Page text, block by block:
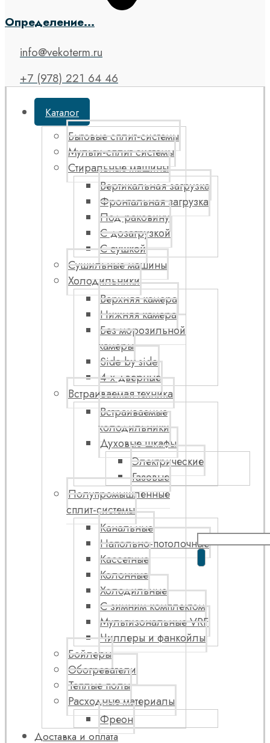
Определение...
info@vekoterm.ru
+7 (978) 221 64 46
Каталог
Бытовые сплит-системы
Мульти-сплит системы
Стиральные машины
Вертикальная загрузка
Фронтальная загрузка
Под раковину
С дозагрузкой
С сушкой
Сушильные машины
Холодильники
Верхняя камера
Нижняя камера
Без морозильной
камеры
Side by side
4-х дверные
Встраиваемая техника
Встраиваемые
холодильники
Духовые шкафы
Электрические
Газовые
Полупромышленные
сплит-системы
Канальные
Напольно-потолочные
Кассетные
Колонные
Холодильные
С зимним комплектом
Мультизональные VRF
Чиллеры и фанкойлы
Бойлеры
Обогреватели
Теплые полы
Расходные материалы
Фреон
Доставка и оплата